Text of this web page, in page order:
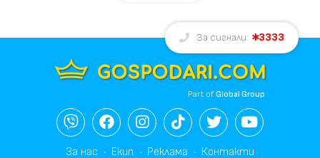
За сигнали: 3333
Part ofGlobal Group
За нас Екип Реклама Контакти